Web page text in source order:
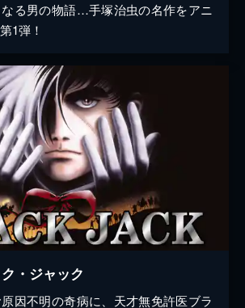
る男の物語…手塚治虫の名作をアニ
1弾！
・ジャック
因不明の奇病に、天才無免許医ブラ